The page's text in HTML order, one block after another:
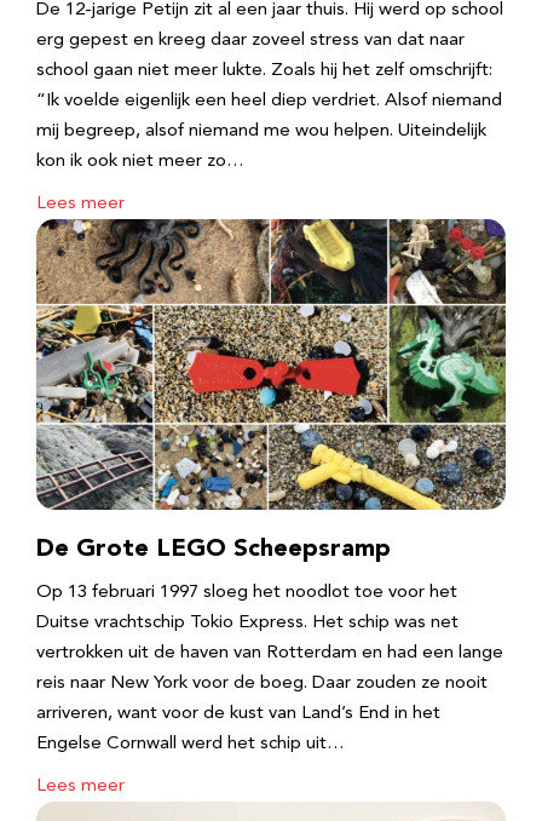
De 12-jarige Petijn zit al een jaar thuis. Hij werd op school
erg gepest en kreeg daar zoveel stress van dat naar
school gaan niet meer lukte. Zoals hij het zelf omschrijft:
“Ik voelde eigenlijk een heel diep verdriet. Alsof niemand
mij begreep, alsof niemand me wou helpen. Uiteindelijk
kon ik ook niet meer zo…
Lees meer
De Grote LEGO Scheepsramp
Op 13 februari 1997 sloeg het noodlot toe voor het
Duitse vrachtschip Tokio Express. Het schip was net
vertrokken uit de haven van Rotterdam en had een lange
reis naar New York voor de boeg. Daar zouden ze nooit
arriveren, want voor de kust van Land’s End in het
Engelse Cornwall werd het schip uit…
Lees meer